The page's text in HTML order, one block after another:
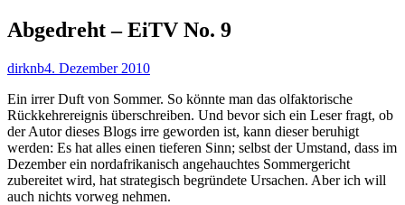
Abgedreht – EiTV No. 9
Autor
dirknbVeröffentlicht
4. Dezember 2010
Ein irrer Duft von Sommer. So könnte man das olfaktorische
Rückkehrereignis überschreiben. Und bevor sich ein Leser fragt, ob
der Autor dieses Blogs irre geworden ist, kann dieser beruhigt
werden: Es hat alles einen tieferen Sinn; selbst der Umstand, dass im
Dezember ein nordafrikanisch angehauchtes Sommergericht
zubereitet wird, hat strategisch begründete Ursachen. Aber ich will
auch nichts vorweg nehmen.